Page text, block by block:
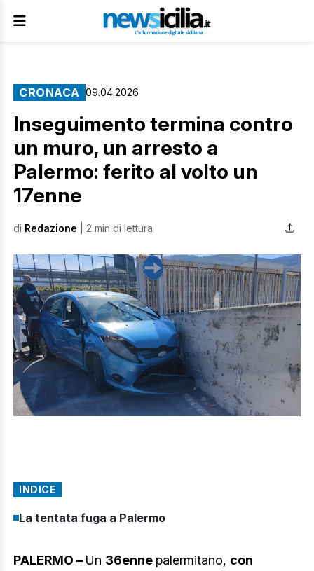
CRONACA 09.04.2026
Inseguimento termina contro
un muro, un arresto a
Palermo: ferito al volto un
17enne
di Redazione | 2 min di lettura
INDICE
La tentata fuga a Palermo
PALERMO – Un 36enne palermitano, con